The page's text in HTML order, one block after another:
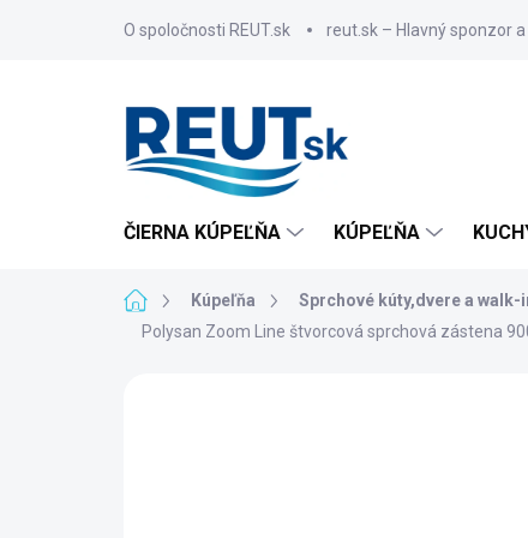
O spoločnosti REUT.sk reut.sk – Hlavný sponzor
ČIERNA KÚPEĽŇA KÚPEĽŇA
HomeKúpeľňa Sprchové kúty,dvere a walk-
Polysan Zoom Line štvorcová sprchová zástena